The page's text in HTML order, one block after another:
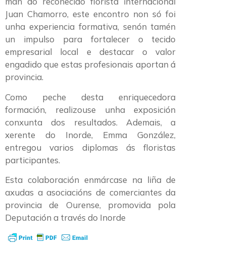
Juan Chamorro, este encontro non só foi
unha experiencia formativa, senón tamén
un impulso para fortalecer o tecido
empresarial local e destacar o valor
engadido que estas profesionais aportan á
provincia.
Como peche desta enriquecedora
formación, realizouse unha exposición
conxunta dos resultados. Ademais, a
xerente do Inorde, Emma González,
entregou varios diplomas ás floristas
participantes.
Esta colaboración enmárcase na liña de
axudas a asociacións de comerciantes da
provincia de Ourense, promovida pola
Deputación a través do Inorde